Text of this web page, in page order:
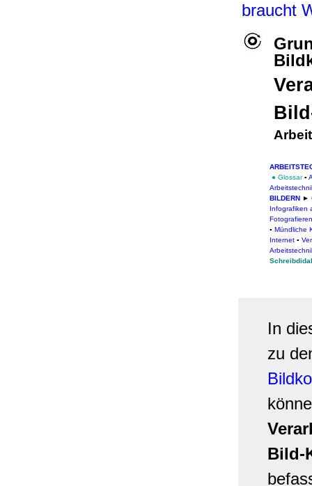
braucht
● Glossar▪
BILDERN ►
Infografiken
Fotografieren
▪ Mündliche
Internet ▪
In
zu
Bild-